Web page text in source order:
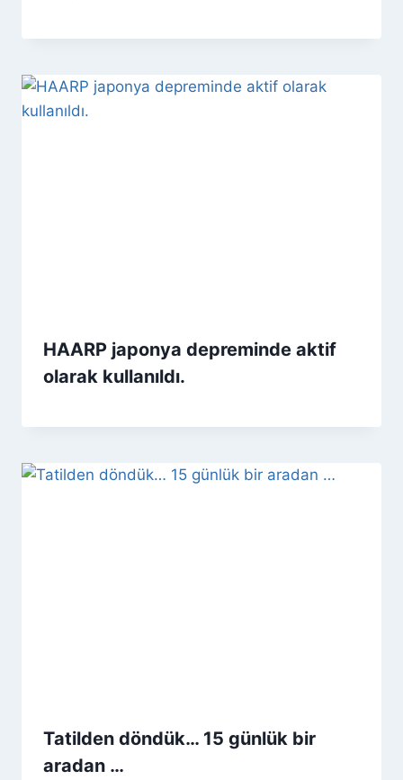
HAARP japonya depreminde aktif
olarak kullanıldı.
Tatilden döndük… 15 günlük bir
aradan …